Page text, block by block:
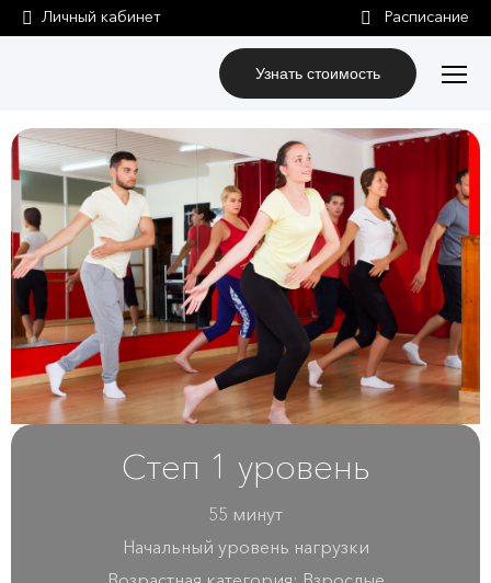
Личный кабинет
Узнать стоимость
Степ 1 уровень
55 минут
Начальный уровень нагрузки